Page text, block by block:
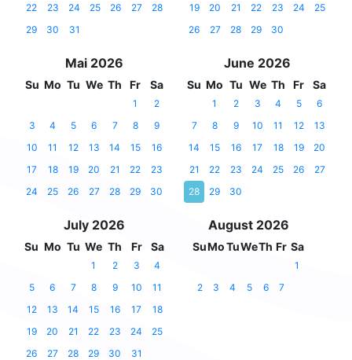
22
23 24 25 26 27
28
29
30 31
19
20 21 22 23 24
25
26
27 28 29 30
Mai 2026
Su Mo Tu We Th Fr Sa
1
2
3
4 5 6 7 8
9
10
11 12 13 14 15
16
17
18 19 20 21 22
23
24
25 26 27 28 29 30
June 2026
Su Mo Tu We Th Fr Sa
1 2 3 4 5
6
7
8 9 10 11 12
13
14
15 16 17 18 19
20
21
22 23 24 25 26
27
28
29 30
July 2026
Su Mo Tu We Th Fr Sa
1 2 3
4
5
6 7 8 9 10
11
12
13 14 15 16 17
18
19
20 21 22 23 24
25
26
27 28 29 30 31
August 2026
SuMoTuWeTh Fr Sa
1
2
3 4 5 6 7